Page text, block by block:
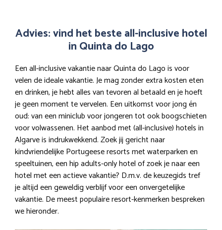
Advies: vind het beste all-inclusive hotel
in Quinta do Lago
Een all-inclusive vakantie naar Quinta do Lago is voor
velen de ideale vakantie. Je mag zonder extra kosten eten
en drinken, je hebt alles van tevoren al betaald en je hoeft
je geen moment te vervelen. Een uitkomst voor jong én
oud: van een miniclub voor jongeren tot ook boogschieten
voor volwassenen. Het aanbod met (all-inclusive) hotels in
Algarve is indrukwekkend. Zoek jij gericht naar
kindvriendelijke Portugeese resorts met waterparken en
speeltuinen, een hip adults-only hotel of zoek je naar een
hotel met een actieve vakantie? D.m.v. de keuzegids tref
je altijd een geweldig verblijf voor een onvergetelijke
vakantie. De meest populaire resort-kenmerken bespreken
we hieronder.